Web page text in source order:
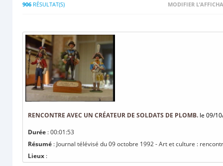
906 RÉSULTAT(S) MODIFIER
RENCONTRE AVEC UN CRÉATEUR DE SOLDATS DE PLOMB. le 09/
Durée : 00:01:53
Résumé : Journal télévisé du 09 octobre 1992 - Art et culture :
Lieux :